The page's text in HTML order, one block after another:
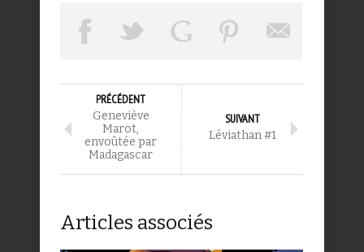
PRÉCÉDENT
Geneviève
Marot,
envoûtée par
Madagascar
SUIVANT
Léviathan #1
Articles associés